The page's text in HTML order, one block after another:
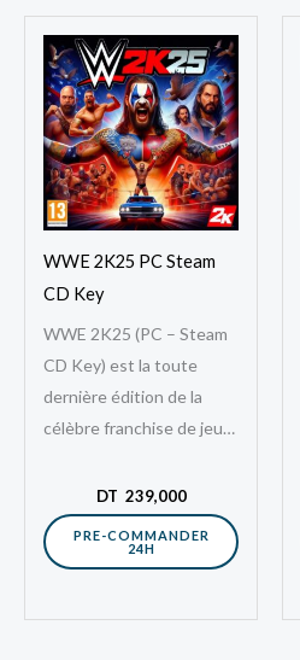
WWE 2K25 PC Steam
CD Key
WWE 2K25 (PC – Steam
CD Key) est la toute
dernière édition de la
célèbre franchise de jeux
professionnel,
développée par…
DT 239,000
PRE-COMMANDER
24H